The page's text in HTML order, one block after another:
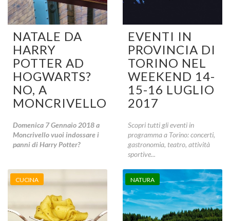
NATALE DA
HARRY
POTTER AD
HOGWARTS?
NO, A
MONCRIVELLO!
Domenica 7 Gennaio 2018 a
Moncrivello vuoi indossare i
panni di Harry Potter?
EVENTI IN
PROVINCIA DI
TORINO NEL
WEEKEND 14-
15-16 LUGLIO
2017
Scopri tutti gli eventi in
programma a Torino: concerti,
gastronomia, teatro, attività
sportive...
CUCINA NATURA